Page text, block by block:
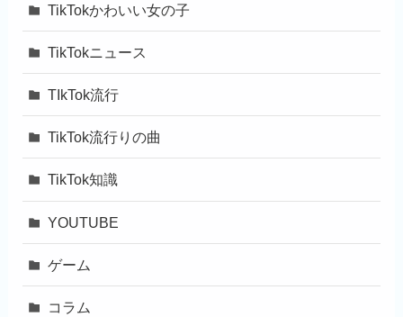
TikTokかわいい女の子
TikTokニュース
TIkTok流行
TikTok流行りの曲
TikTok知識
YOUTUBE
ゲーム
コラム